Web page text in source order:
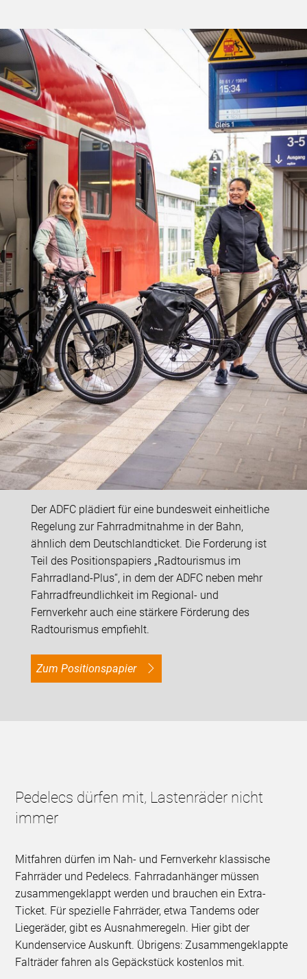
Der ADFC plädiert für eine bundesweit einheitliche
Regelung zur Fahrradmitnahme in der Bahn,
ähnlich dem Deutschlandticket. Die Forderung ist
Teil des Positionspapiers „Radtourismus im
Fahrradland-Plus“, in dem der ADFC neben mehr
Fahrradfreundlichkeit im Regional- und
Fernverkehr auch eine stärkere Förderung des
Radtourismus empfiehlt.
Zum Positionspapier
Pedelecs dürfen mit, Lastenräder nicht
immer
Mitfahren dürfen im Nah- und Fernverkehr klassische
Fahrräder und Pedelecs. Fahrradanhänger müssen
zusammengeklappt werden und brauchen ein Extra-
Ticket. Für spezielle Fahrräder, etwa Tandems oder
Liegeräder, gibt es Ausnahmeregeln. Hier gibt der
Kundenservice Auskunft. Übrigens: Zusammengeklappte
Falträder fahren als Gepäckstück kostenlos mit.